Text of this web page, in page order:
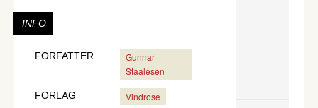
INFO
FORFATTER
Gunnar
Staalesen
FORLAG Vindrose